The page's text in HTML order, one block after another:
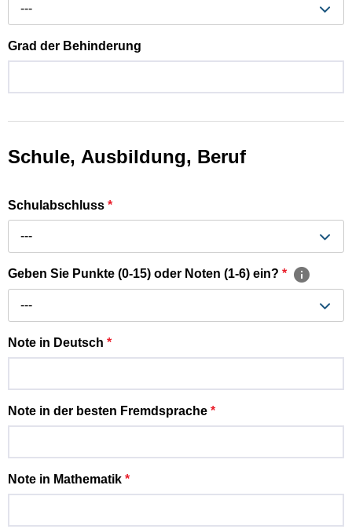
---
Grad der Behinderung
Schule, Ausbildung, Beruf
Schulabschluss *
---
Geben Sie Punkte (0-15) oder Noten (1-6) ein? *
---
Note in Deutsch *
Note in der besten Fremdsprache *
Note in Mathematik *